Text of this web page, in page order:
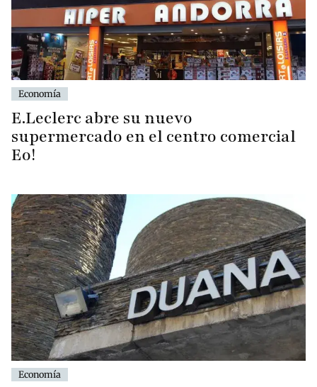
Economía
E.Leclerc abre su nuevo
supermercado en el centro comercial
Eo!
Economía